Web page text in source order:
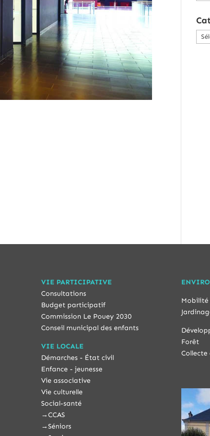
VIE PARTICIPATIVE
Consultations
Budget participatif
Commission Le Pouey 2030
Conseil municipal des enfants
VIE LOCALE
Démarches - État civil
Enfance - jeunesse
Vie associative
Vie culturelle
Social-santé
→CCAS
→Séniors
Mobilité
Forêt
Collecte